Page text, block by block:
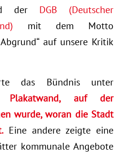
der DGB (Deutscher
mit dem Motto
auf unsere Kritik
das Bündnis unter
Plakatwand, auf der
wurde, woran die Stadt
Eine andere zeigte eine
kommunale Angebote